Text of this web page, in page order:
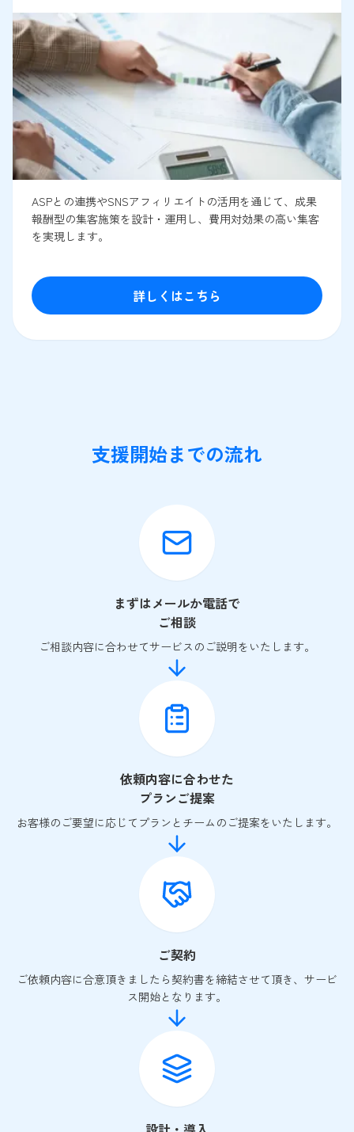
ASPとの連携やSNSアフィリエイトの活用を通じて、成果
報酬型の集客施策を設計・運用し、費用対効果の高い集客
を実現します。
詳しくはこちら
支援開始までの流れ
まずはメールか電話で
ご相談
ご相談内容に合わせてサービスのご説明をいたします。
依頼内容に合わせた
プランご提案
お客様のご要望に応じてプランとチームのご提案をいたします。
ご契約
ご依頼内容に合意頂きましたら契約書を締結させて頂き、サービ
ス開始となります。